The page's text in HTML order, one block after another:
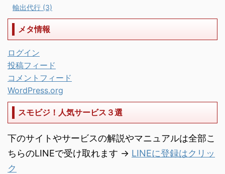
輸出代行 (3)
メタ情報
ログイン
投稿フィード
コメントフィード
WordPress.org
スモビジ！人気サービス３選
下のサイトやサービスの解説やマニュアルは全部こ
ちらのLINEで受け取れます → LINEに登録はクリッ
ク